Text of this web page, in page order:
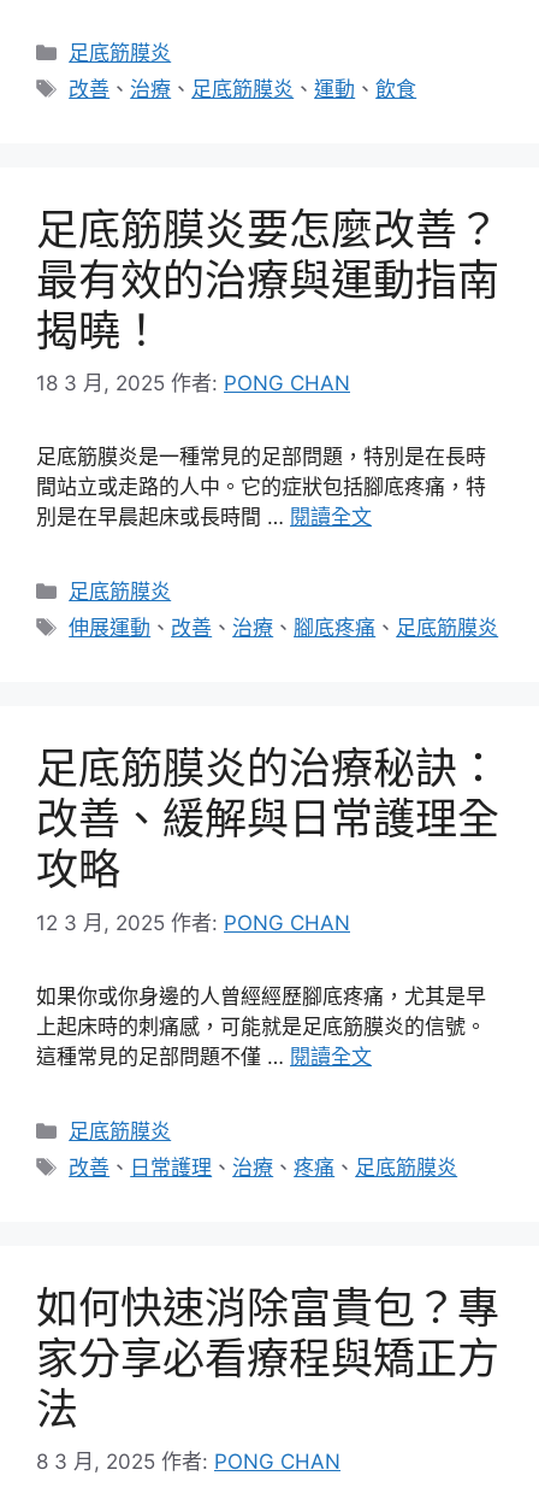
分
類
足底筋膜炎
標
改善 、 治療 、 足底筋膜炎 、運動 、飲食
足底筋膜炎要怎麼改善？
最有效的治療與運動指南
揭曉！
18 3 月, 2025 作者: PONG CHAN
足底筋膜炎是一種常見的足部問題，特別是在長時
間站立或走路的人中。它的症狀包括腳底疼痛，特
別是在早晨起床或長時間 … 閱讀全文
分
類
足底筋膜炎
標
伸展運動 、 改善 、 治療 、 腳底疼痛 、 足底筋膜炎
足底筋膜炎的治療秘訣：
改善、緩解與日常護理全
攻略
12 3 月, 2025 作者: PONG CHAN
如果你或你身邊的人曾經經歷腳底疼痛，尤其是早
上起床時的刺痛感，可能就是足底筋膜炎的信號。
這種常見的足部問題不僅 … 閱讀全文
分
類
足底筋膜炎
標
改善 、 日常護理 、 治療 、疼痛 、 足底筋膜炎
如何快速消除富貴包？專
家分享必看療程與矯正方
法
8 3 月, 2025 作者: PONG CHAN